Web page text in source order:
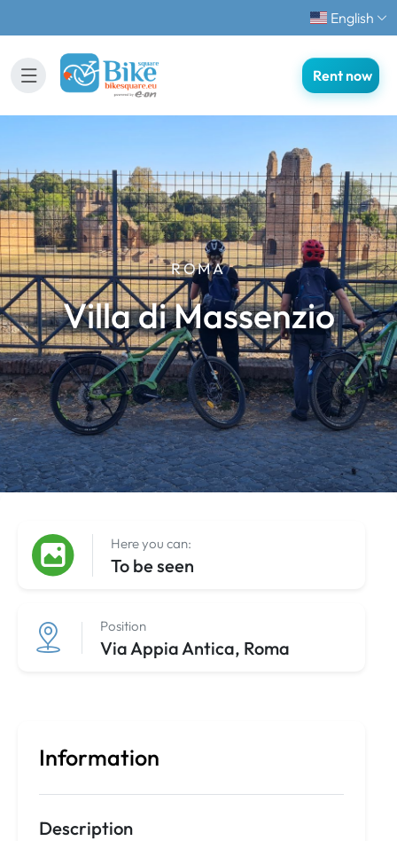
English
Rent now
ROMA
Villa di Massenzio
Here you can:
To be seen
Position
Via Appia Antica, Roma
Information
Description